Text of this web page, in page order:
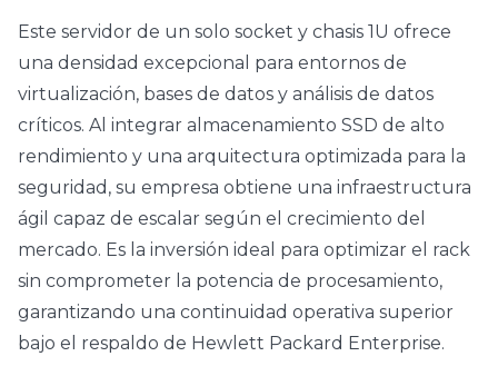
Este servidor de un solo socket y chasis 1U ofrece
una densidad excepcional para entornos de
virtualización, bases de datos y análisis de datos
críticos. Al integrar almacenamiento SSD de alto
rendimiento y una arquitectura optimizada para la
seguridad, su empresa obtiene una infraestructura
ágil capaz de escalar según el crecimiento del
mercado. Es la inversión ideal para optimizar el rack
sin comprometer la potencia de procesamiento,
garantizando una continuidad operativa superior
bajo el respaldo de Hewlett Packard Enterprise.